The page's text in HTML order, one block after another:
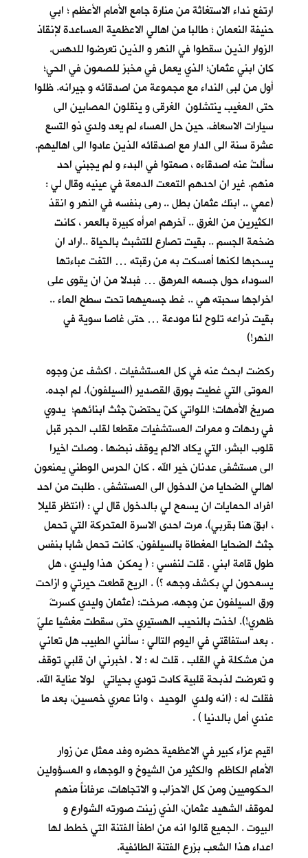
ارتفع نداء الاستغاثة من منارة جامع الأمام الأعظم ؛ ابي
حنيفة النعمان ؛ طالبا من اهالي الاعظمية المساعدة لإنقاذ
الزوار الذين سقطوا في النهر و الذين تعرضوا للدهس.
كان ابني عثمان؛ الذي يعمل في مخبز للصمون في الحي؛
أول من لبى النداء مع مجموعة من اصدقائه و جيرانه. ظلوا
حتى المغيب ينتشلون الغرقى و ينقلون المصابين الى
سيارات الاسعاف. حين حل المساء لم يعد ولدي ذو التسع
عشرة سنة الى الدار مع اصدقائه الذين عادوا الى اهاليهم.
سألتُ عنه اصدقاءه ، صمتوا في البدء و لم يجبني احد
منهم. غير ان احدهم التمعت الدمعة في عينيه وقال لي :
(عمي .. ابنك عثمان بطل .. رمى بنفسه في النهر و انقذ
الكثيرين من الغرق .. آخرهم امرأه كبيرة بالعمر ، كانت
ضخمة الجسم .. بقيت تصارع للتشبث بالحياة ..اراد ان
يسحبها لكنها أمسكت به من رقبته … التفت عباءتها
السوداء حول جسمه المرهق … فبدلا من ان يقوى على
اخراجها سحبته هي .. غط جسميهما تحت سطح الماء ..
بقيت ذراعه تلوح لنا مودعة … حتى غاصا سوية في
النهر!)
ركضت ابحث عنه في كل المستشفيات . اكشف عن وجوه
الموتى التي غطيت بورق القصدير (السيلفون). لم اجده.
صريخ الأمهات؛ اللواتي كنّ يحتضنّ جثث ابنائهم؛ يدوي
في ردهات و ممرات المستشفيات مقطعا لقلب الحجر قبل
قلوب البشر، التي يكاد الالم يوقف نبضها . وصلت اخيرا
الى مستشفى عدنان خير الله . كان الحرس الوطني يمنعون
اهالي الضحايا من الدخول الى المستشفى . طلبت من احد
افراد الحمايات ان يسمح لي بالدخول قال لي : (انتظر قليلا
، ابقَ هنا بقربي). مرت احدى الاسرة المتحركة التي تحمل
جثث الضحايا المغطاة بالسيلفون. كانت تحمل شابا بنفس
طول قامة ابني . قلت لنفسي : ( يمكن هذا وليدي ، هل
يسمحون لي بكشف وجهه ؟) . الريح قطعت حيرتي و ازاحت
ورق السيلفون عن وجهه. صرخت: (عثمان وليدي كسرتَ
ظهري!). اخذت بالنحيب الهستيري حتى سقطت مغشيا عليّ
. بعد استفاقتي في اليوم التالي : سألني الطبيب هل تعاني
من مشكلة في القلب . قلت له : لا . اخبرني ان قلبي توقف
و تعرضت لذبحة قلبية كادت تودي بحياتي لولا عناية الله.
فقلت له : (انه ولدي الوحيد ، وانا عمري خمسين، بعد ما
عندي أمل بالدنيا ) .
اقيم عزاء كبير في الاعظمية حضره وفد ممثل عن زوار
الأمام الكاظم والكثير من الشيوخ و الوجهاء و المسؤولين
الحكوميين ومن كل الاحزاب و الاتجاهات، عرفاناً منهم
لموقف الشهيد عثمان، الذي زينت صورته الشوارع و
البيوت . الجميع قالوا انه من اطفأ الفتنة التي خطط لها
اعداء هذا الشعب بزرع الفتنة الطائفية.